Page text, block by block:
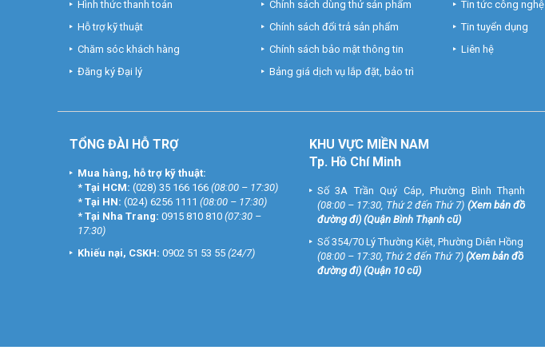
Tham khảo các kênh thông tin khác tại Vuhoangtelecom:
– Facebook:https://www.facebook.com/vuhoangtelecom/
– Google Plus:https://plus.google.com/u/0/+VuhoangTelecom46
Hình thức thanh toán
Hỗ trợ kỹ thuật
Chăm sóc khách hàng
Đăng ký Đại lý
Chính sách dùng thử sản phẩm
Chính sách đổi trả sản phẩm
Chính sách bảo mật thông tin
Bảng giá dịch vụ lắp đặt, bảo trì
Tin tức công nghệ
Tin tuyển dụng
Liên hệ
TỔNG ĐÀI HỖ TRỢ
Mua hàng, hỗ trợ kỹ thuật:
* Tại HCM: (028) 35 166 166 (08:00 – 17:30)
* Tại HN: (024) 6256 1111 (08:00 – 17:30)
* Tại Nha Trang: 0915 810 810 (07:30 –
17:30)
Khiếu nại, CSKH: 0902 51 53 55 (24/7)
KHU VỰC MIỀN NAM
Tp. Hồ Chí Minh
Số 3A Trần Quý Cáp, Phường Bình Thạnh
(08:00 – 17:30, Thứ 2 đến Thứ 7) (Xem bản đồ
đường đi) (Quận Bình Thạnh cũ)
Số 354/70 Lý Thường Kiệt, Phường Diên Hồng
(08:00 – 17:30, Thứ 2 đến Thứ 7) (Xem bản đồ
đường đi) (Quận 10 cũ)